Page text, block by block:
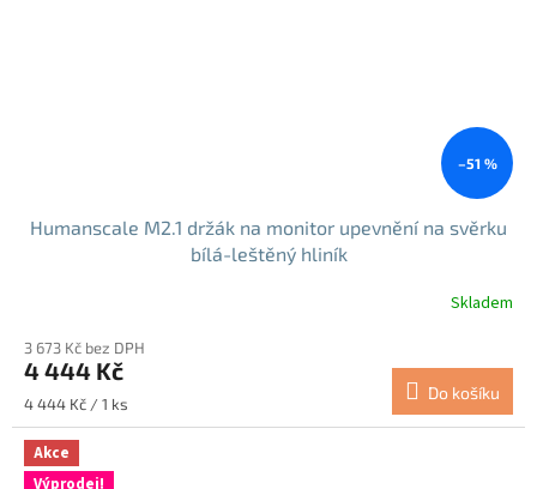
–51 %
Humanscale M2.1 držák na monitor upevnění na svěrku
bílá-leštěný hliník
Skladem
3 673 Kč bez DPH
4 444 Kč
Měrná
cena:
4 444 Kč / 1 ks
Do košíku
Akce
Výprodej!